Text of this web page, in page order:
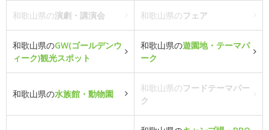
和歌山県の演劇・講演会 和歌山県のフェア
和歌山県のGW(ゴールデンウ
ィーク)観光スポット
和歌山県の遊園地・テーマパ
ーク
和歌山県の水族館・動物園
和歌山県のフードテーマパー
ク